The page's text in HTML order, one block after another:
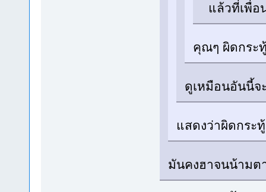
แล้วที่เพื่อ
คุณๆ ผิดกระ
ดูเหมือนอันนี้จ
แสดงว่าผิดกระ
มันคงฮาจนน้าม